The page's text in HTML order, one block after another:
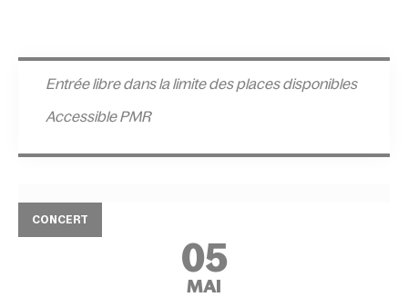
Entrée libre dans la limite des places disponibles
Accessible PMR
CONCERT
05
MAI